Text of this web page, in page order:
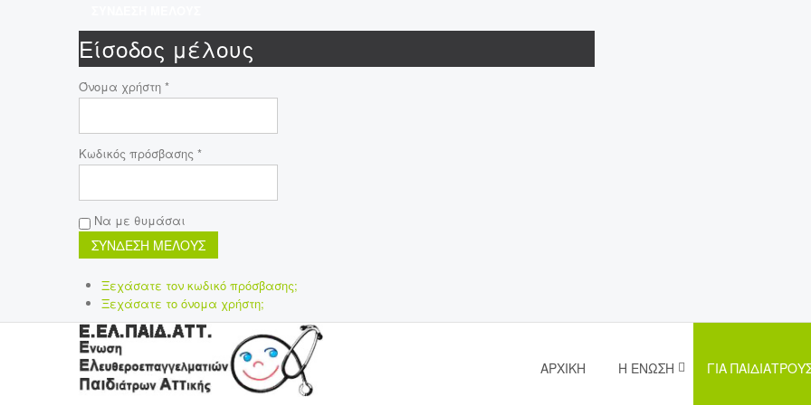
Είσοδος μέλους
Όνομα χρήστη *
Κωδικός πρόσβασης *
Να με θυμάσαι
Ξεχάσατε τον κωδικό πρόσβασης;
Ξεχάσατε το όνομα χρήστη;
ΑΡΧΙΚΉ Η ΈΝΩΣΗ ΓΙΑ